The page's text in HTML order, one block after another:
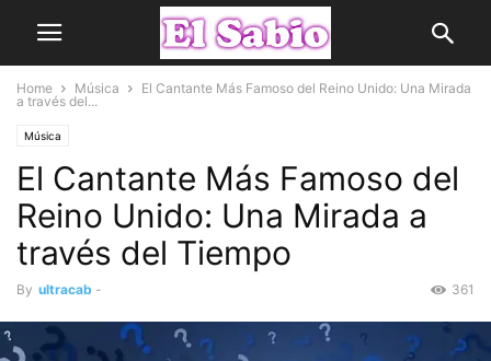
Home Música
El Cantante Más Famoso del Reino Unido: Una Mirada
a través del...
Música
El Cantante Más Famoso del
Reino Unido: Una Mirada a
través del Tiempo
By ultracab - 361